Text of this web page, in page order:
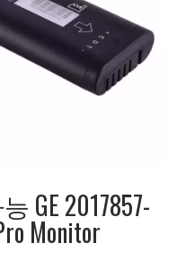
GE 2017857-
Monitor